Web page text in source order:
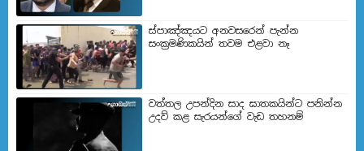
ස්පාඤ්ඤයට අනවසරෙන් පැන්න
සංක්‍රමණිකයින් තවම එළවා නෑ
වත්තල උපන්දින සාද ඝාතකයින්ට පනින්න
උදව් කළ සැරයන්ගේ වැඩ තහනම්